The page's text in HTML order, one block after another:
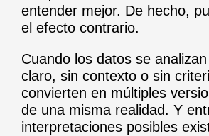
entender mejor. De hecho,
el efecto contrario.
Cuando los datos se
claro, sin contexto o sin
convierten en múltiples
de una misma realidad. Y
interpretaciones posibles